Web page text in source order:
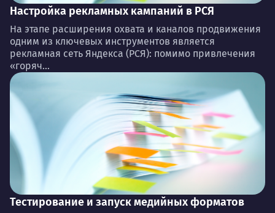
Настройка рекламных кампаний в РСЯ
На этапе расширения охвата и каналов продвижения
одним из ключевых инструментов является
рекламная сеть Яндекса (РСЯ): помимо привлечения
«горяч...
Тестирование и запуск медийных форматов